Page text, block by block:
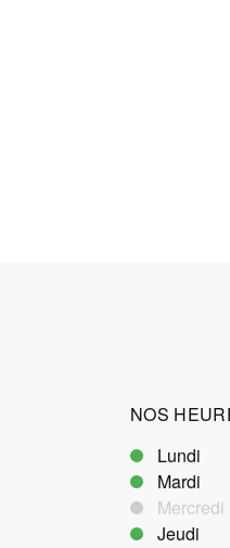
NOS
Lundi
Mardi
Mercredi
Jeudi